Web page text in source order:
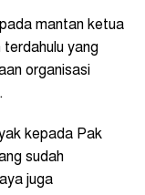
mantan ketua
terdahulu yang
organisasi
kepada Pak
sudah
juga